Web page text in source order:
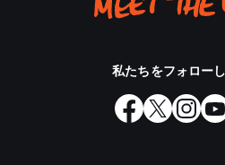
私たちをフォロー